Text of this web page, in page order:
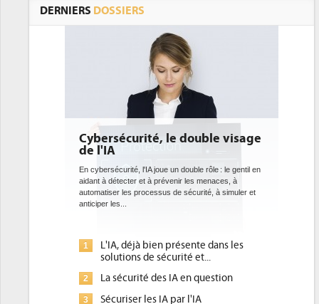
DERNIERS DOSSIERS
le double visage
un double rôle : le gentil en
les menaces, à
de sécurité, à simuler et
présente dans les
DEE: l'efficacité énergétique
bientôt une obligation pour
datacenters
Des datacenters plus durables et plus efficaces,
ce que recherchent les pouvoirs publics européens
1
Qu'est-ce que la DEE (directive
d'efficacité énergétique) ?
2
DEE, une pression administrative